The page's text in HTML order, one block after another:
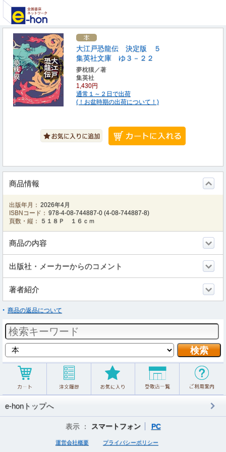
大江戸恐龍伝 決定版 ５
集英社文庫 ゆ３－２２
夢枕獏／著
集英社
1,430円
通常１～２日で出荷
(！お盆時期の出荷について！)
商品情報
出版年月： 2026年4月
ISBNコード： 978-4-08-744887-0 (4-08-744887-8)
頁数・縦：
５１８Ｐ １６ｃｍ
商品の内容
出版社・メーカーからのコメント
著者紹介
商品の返品について
e-honトップへ
表示 ： スマートフォン PC
運営会社概要 プライバシーポリシー